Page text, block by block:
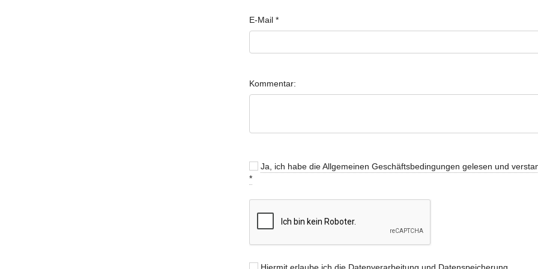
E-Mail *
Kommentar:
Ja, ich habe die Allgemeinen Geschäftsbedingungen gelesen und
*